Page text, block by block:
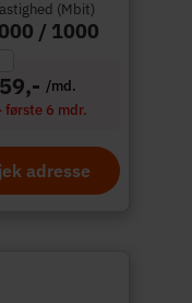
(Mbit)
/ 1000
/md.
første 6 mdr.
adresse